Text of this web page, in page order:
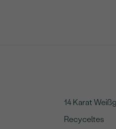
14 Karat
Recyceltes